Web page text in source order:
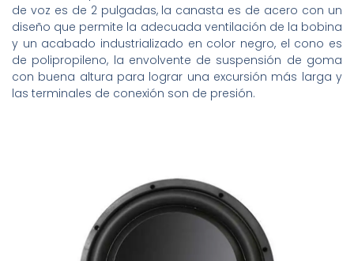
de voz es de 2 pulgadas, la canasta es de acero con un
diseño que permite la adecuada ventilación de la bobina
y un acabado industrializado en color negro, el cono es
de polipropileno, la envolvente de suspensión de goma
con buena altura para lograr una excursión más larga y
las terminales de conexión son de presión.